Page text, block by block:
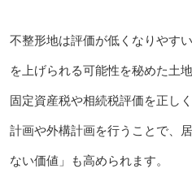
不整形地は評価が低くなりやす
を上げられる可能性を秘めた土地
固定資産税や相続税評価を正し
計画や外構計画を行うことで、
ない価値」も高められます。